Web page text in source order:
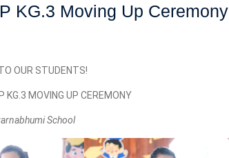
KG.3 Moving Up Ceremony
OUR STUDENTS!
KG.3 MOVING UP CEREMONY
School